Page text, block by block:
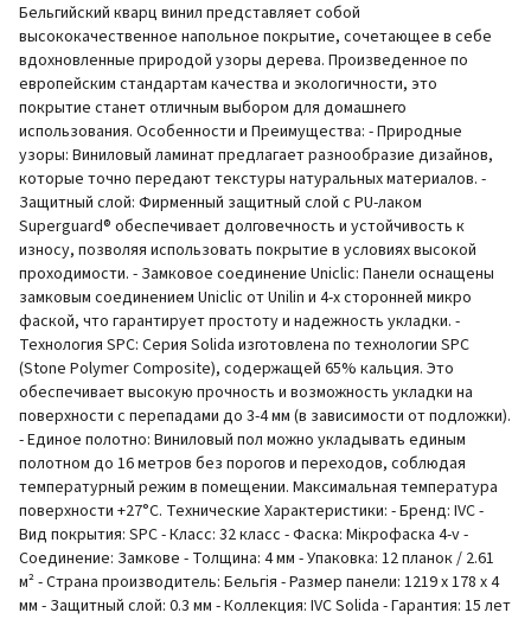
Бельгийский кварц винил представляет собой
высококачественное напольное покрытие, сочетающее в себе
вдохновленные природой узоры дерева. Произведенное по
европейским стандартам качества и экологичности, это
покрытие станет отличным выбором для домашнего
использования. Особенности и Преимущества: - Природные
узоры: Виниловый ламинат предлагает разнообразие дизайнов,
которые точно передают текстуры натуральных материалов. -
Защитный слой: Фирменный защитный слой с PU-лаком
Superguard® обеспечивает долговечность и устойчивость к
износу, позволяя использовать покрытие в условиях высокой
проходимости. - Замковое соединение Uniclic: Панели оснащены
замковым соединением Uniclic от Unilin и 4-х сторонней микро
фаской, что гарантирует простоту и надежность укладки. -
Технология SPC: Серия Solida изготовлена по технологии SPC
(Stone Polymer Composite), содержащей 65% кальция. Это
обеспечивает высокую прочность и возможность укладки на
поверхности с перепадами до 3-4 мм (в зависимости от подложки).
- Единое полотно: Виниловый пол можно укладывать единым
полотном до 16 метров без порогов и переходов, соблюдая
температурный режим в помещении. Максимальная температура
поверхности +27°С. Технические Характеристики: - Бренд: IVC -
Вид покрытия: SPC - Класс: 32 класс - Фаска: Мікрофаска 4-v -
Соединение: Замкове - Толщина: 4 мм - Упаковка: 12 планок / 2.61
м² - Страна производитель: Бельгія - Размер панели: 1219 х 178 х 4
мм - Защитный слой: 0.3 мм - Коллекция: IVC Solida - Гарантия: 15 лет